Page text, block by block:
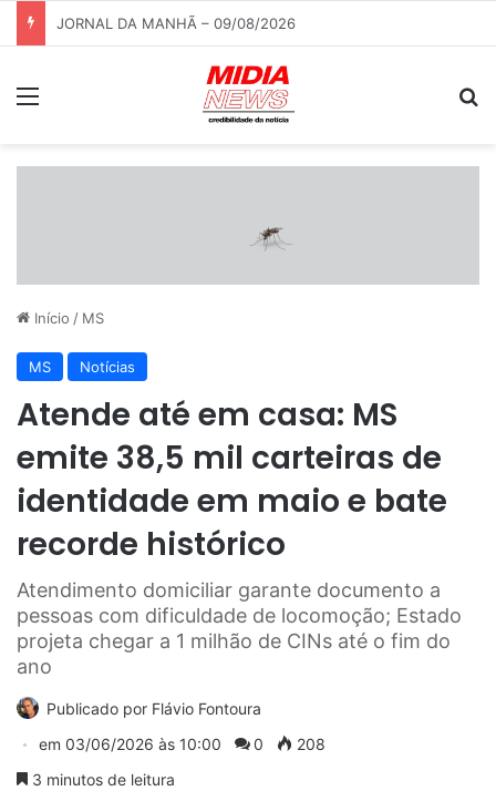
Início / MS
MS Notícias
Atende até em casa: MS
emite 38,5 mil carteiras de
identidade em maio e bate
recorde histórico
Atendimento domiciliar garante documento a
pessoas com dificuldade de locomoção; Estado
projeta chegar a 1 milhão de CINs até o fim do
ano
Publicado por Flávio Fontoura
em 03/06/2026 às 10:00 0
208
3 minutos de leitura